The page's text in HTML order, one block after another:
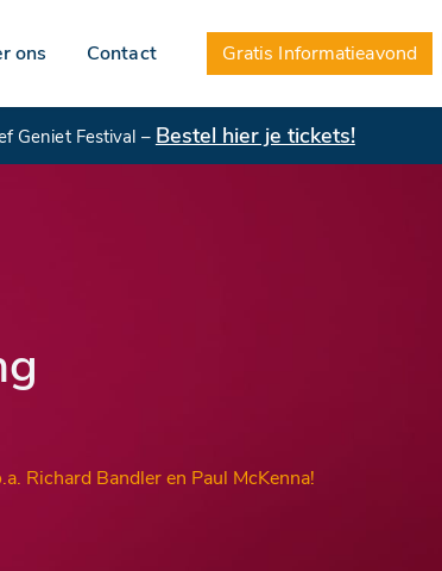
ons Contact Gratis Informatieavond
Geniet Festival – Bestel hier je tickets!
Richard Bandler en Paul McKenna!